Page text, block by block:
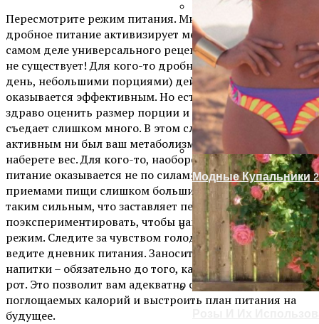
Оформление
Украшение Забора
Модные Купальники
Пересмотрите режим питания. Многие уверены, что
дробное питание активизирует метаболизм, но на
самом деле универсального рецепта для всех женщин
не существует! Для кого-то дробное питание (5-6 раз в
день, небольшими порциями) действительно
оказывается эффективным. Но есть и те, кто не может
здраво оценить размер порции и при таком подходе
съедает слишком много. В этом случае каким бы
активным ни был ваш метаболизм, вы все равно
наберете вес. Для кого-то, наоборот, трехразовое
питание оказывается не по силам: перерывы между
приемами пищи слишком большие, и голод становится
таким сильным, что заставляет переедать. Попробуйте
поэкспериментировать, чтобы найти оптимальный
режим. Следите за чувством голода в течение дня,
ведите дневник питания. Заносите в него все блюда и
напитки – обязательно до того, как отправите все это в
рот. Это позволит вам адекватно оценить объем
поглощаемых калорий и выстроить план питания на
будущее.